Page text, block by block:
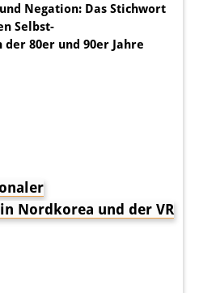
Negation: Das Stichwort
Selbst­
80er und 90er Jahre
Nordkorea und der VR